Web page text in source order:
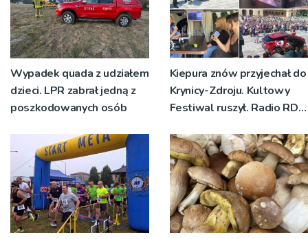
Wypadek quada z udziałem
dzieci. LPR zabrał jedną z
poszkodowanych osób
Kiepura znów przyjechał do
Krynicy-Zdroju. Kultowy
Festiwal ruszył. Radio RDN
żywo [ZDJĘCIA]